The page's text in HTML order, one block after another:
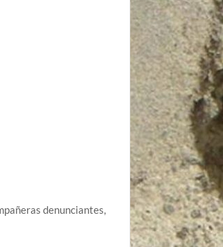
denunciantes,